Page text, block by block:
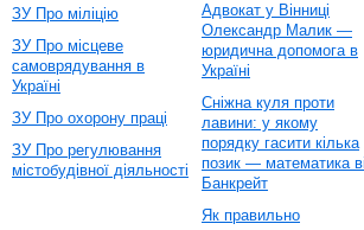
ЗУ Про міліцію
ЗУ Про місцеве
самоврядування в
Україні
ЗУ Про охорону праці
ЗУ Про регулювання
містобудівної діяльності
Адвокат у Вінниці
Олександр Малик —
юридична допомога в
Україні
Сніжна куля проти
лавини: у якому
порядку гасити кілька
позик — математика
Банкрейт
Як правильно